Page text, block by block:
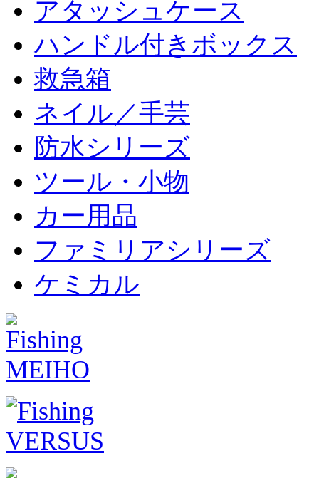
アタッシュケース
ハンドル付きボックス
救急箱
ネイル／手芸
防水シリーズ
ツール・小物
カー用品
ファミリアシリーズ
ケミカル